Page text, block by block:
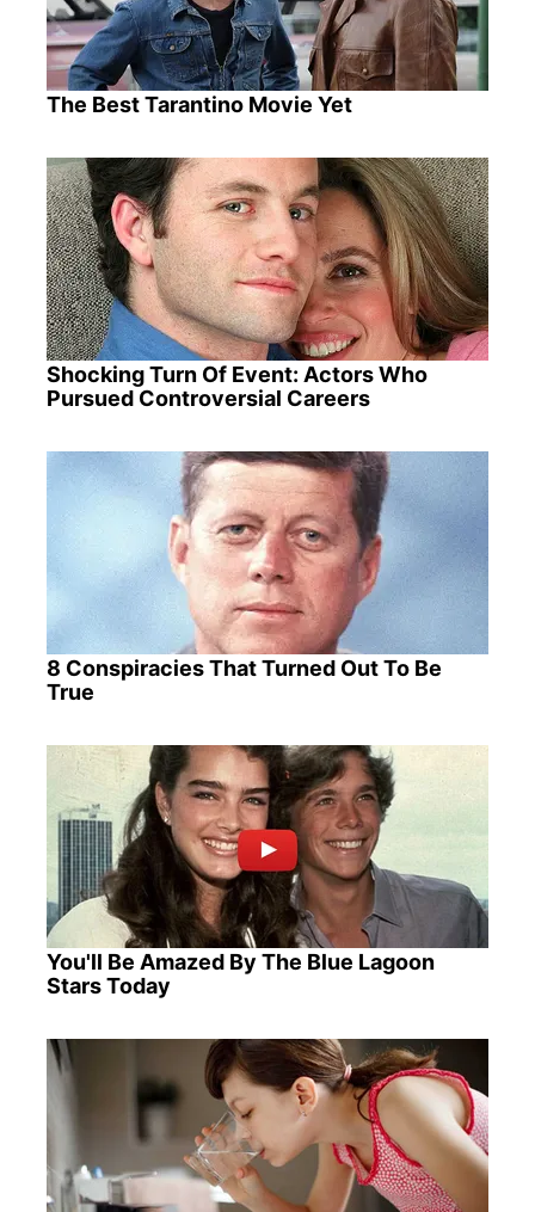
The Best Tarantino Movie Yet
Shocking Turn Of Event: Actors Who
Pursued Controversial Careers
8 Conspiracies That Turned Out To Be
True
You'll Be Amazed By The Blue Lagoon
Stars Today